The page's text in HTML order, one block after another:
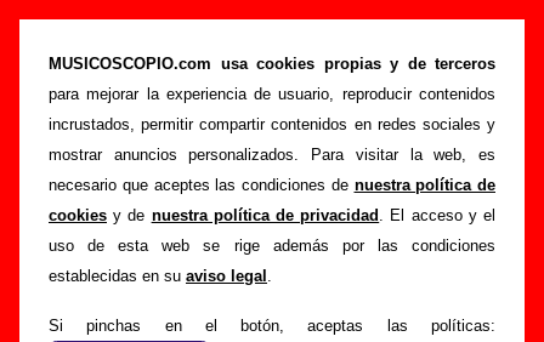
MUSICOSCOPIO.com usa cookies propias y de terceros
para mejorar la experiencia de usuario, reproducir contenidos
incrustados, permitir compartir contenidos en redes sociales y
mostrar anuncios personalizados. Para visitar la web, es
necesario que aceptes las condiciones de nuestra política de
cookies y de nuestra política de privacidad . El acceso y el
uso de esta web se rige además por las condiciones
establecidas en su aviso legal .
Si pinchas en el botón, aceptas las políticas:
“Funambulista”, canción de Nosoträsh (Letra
e información)
Portada >Nosoträsh >Canciones >Funambulista
Esta página pretende recopilar todo tipo de información
sobre la canción "Funambulista " interpretada por
Nosoträsh . Además de su letra, también aparecerá
información sobre el autor o los autores, sobre los discos en
los que está incluido este tema, sobre la grabación del
encuentras errores o tienes información adicional, puedes